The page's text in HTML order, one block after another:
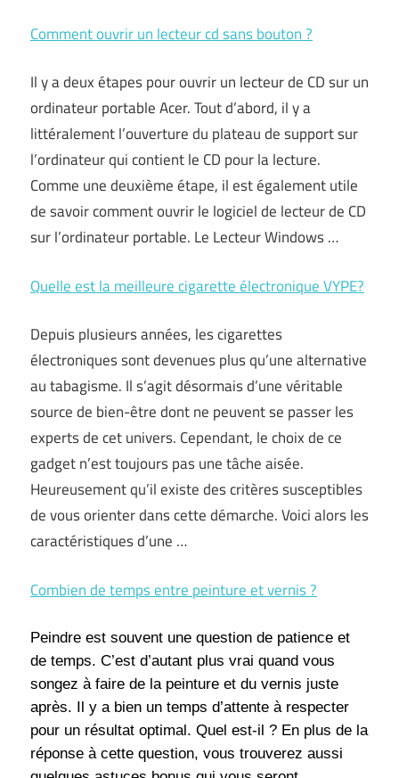
Comment ouvrir un lecteur cd sans bouton ?
Il y a deux étapes pour ouvrir un lecteur de CD sur un
ordinateur portable Acer. Tout d’abord, il y a
littéralement l’ouverture du plateau de support sur
l’ordinateur qui contient le CD pour la lecture.
Comme une deuxième étape, il est également utile
de savoir comment ouvrir le logiciel de lecteur de CD
sur l’ordinateur portable. Le Lecteur Windows …
Quelle est la meilleure cigarette électronique VYPE?
Depuis plusieurs années, les cigarettes
électroniques sont devenues plus qu’une alternative
au tabagisme. Il s’agit désormais d’une véritable
source de bien-être dont ne peuvent se passer les
experts de cet univers. Cependant, le choix de ce
gadget n’est toujours pas une tâche aisée.
Heureusement qu’il existe des critères susceptibles
de vous orienter dans cette démarche. Voici alors les
caractéristiques d’une …
Combien de temps entre peinture et vernis ?
Peindre est souvent une question de patience et
de temps. C’est d’autant plus vrai quand vous
songez à faire de la peinture et du vernis juste
après. Il y a bien un temps d’attente à respecter
pour un résultat optimal. Quel est-il ? En plus de la
réponse à cette question, vous trouverez aussi